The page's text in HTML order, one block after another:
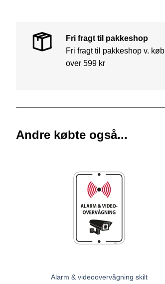
Fri fragt til pakkeshop
Fri fragt til pakkeshop v. køb
over 599 kr
Andre købte også...
Alarm & videoovervågning skilt